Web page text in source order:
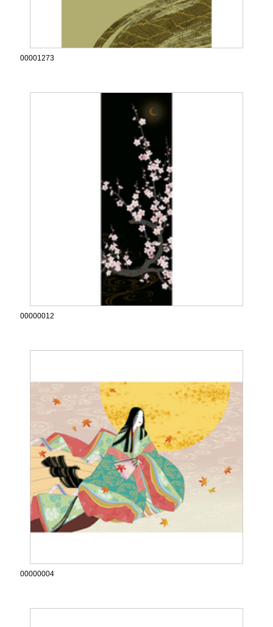
00001273
00000012
00000004